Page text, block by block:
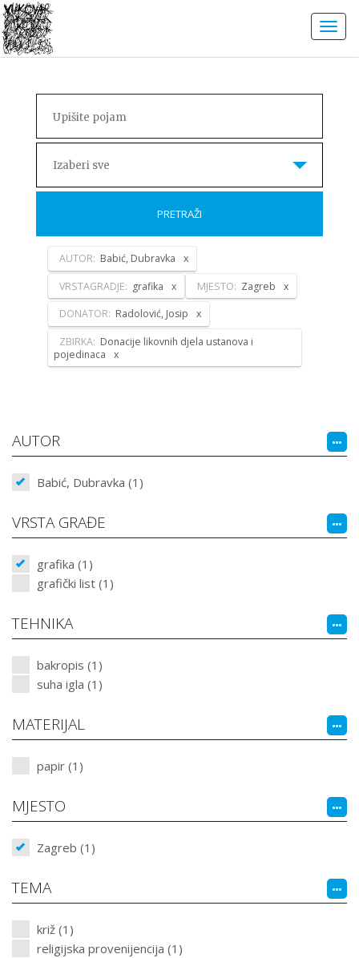
Izaberi sve
PRETRAŽI
AUTOR: Babić, Dubravka
VRSTAGRADJE: grafika MJESTO: Zagreb
DONATOR: Radolović, Josip
ZBIRKA: Donacije likovnih djela ustanova i
pojedinaca
AUTOR
Babić, Dubravka (1)
VRSTA GRAĐE
grafika (1)
grafički list (1)
TEHNIKA
bakropis (1)
suha igla (1)
MATERIJAL
papir (1)
MJESTO
Zagreb (1)
TEMA
križ (1)
religijska provenijencija (1)